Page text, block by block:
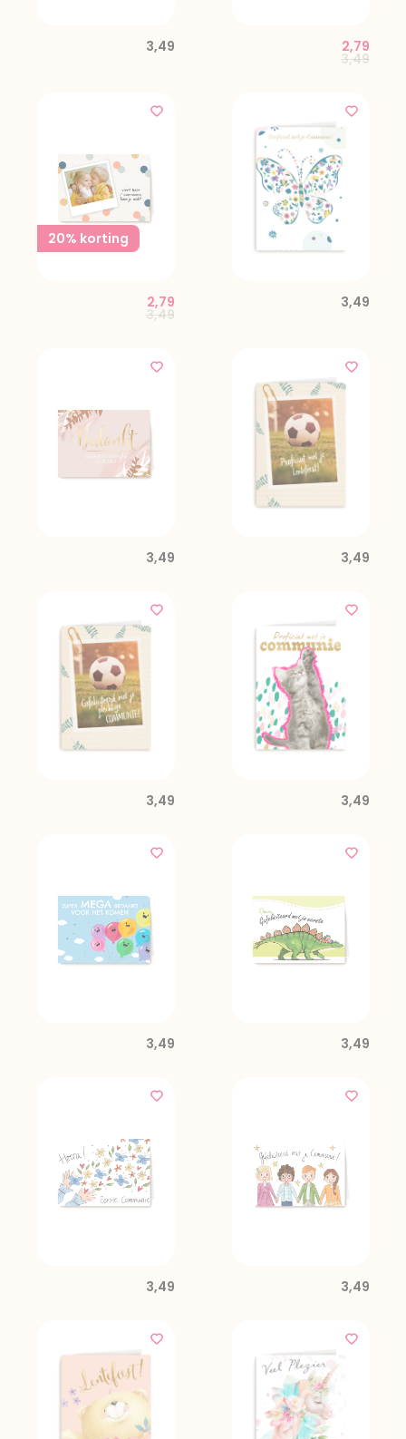
3,49
Price
3,49to
2,79
20% korting
Price reduced from
3,49to
2,79 3,49
3,49 3,49
3,49 3,49
3,49 3,49
3,49 3,49